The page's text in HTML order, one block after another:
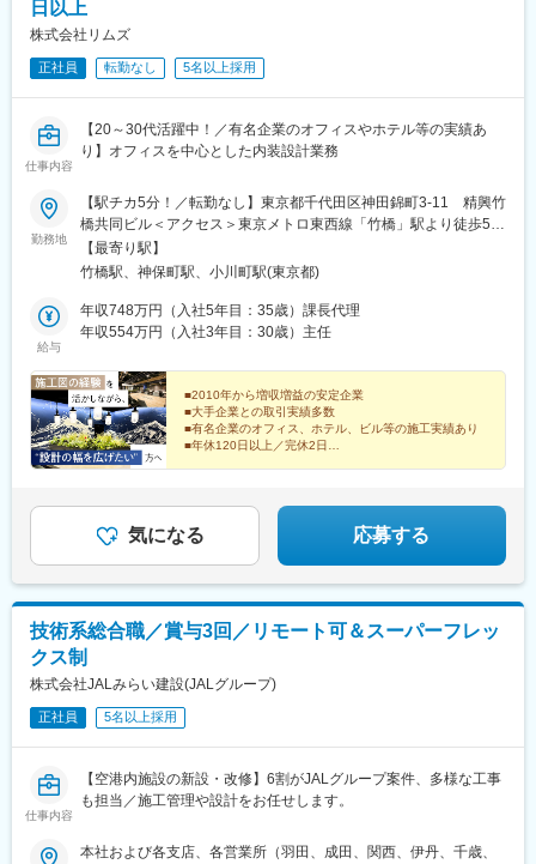
日以上
株式会社リムズ
正社員 転勤なし 5名以上採用
仕事内容
【20～30代活躍中！／有名企業のオフィスやホテル等の実績あ
り】オフィスを中心とした内装設計業務
勤務地
【駅チカ5分！／転勤なし】東京都千代田区神田錦町3-11 精興竹
橋共同ビル＜アクセス＞東京メトロ東西線「竹橋」駅より徒歩5分
都営地下鉄／東京メトロ「神保町」駅より徒歩7分JR「神田」駅
より徒歩15分※受動喫煙防止対策：敷地内喫煙可能場所あり
【最寄り駅】
竹橋駅、神保町駅、小川町駅(東京都)
給与
年収748万円（入社5年目：35歳）課長代理
年収554万円（入社3年目：30歳）主任
■2010年から増収増益の安定企業
■大手企業との取引実績多数
■有名企業のオフィス、ホテル、ビル等の施工実績あり
■年休120日以上／完休2日
気になる 応募する
技術系総合職／賞与3回／リモート可＆スーパーフレッ
クス制
株式会社JALみらい建設(JALグループ)
正社員 5名以上採用
仕事内容
【空港内施設の新設・改修】6割がJALグループ案件、多様な工事
も担当／施工管理や設計をお任せします。
本社および各支店、各営業所（羽田、成田、関西、伊丹、千歳、